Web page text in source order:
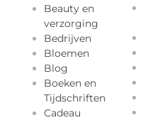
Beauty en
verzorging
Bedrijven
Bloemen
Blog
Boeken en
Tijdschriften
Cadeau